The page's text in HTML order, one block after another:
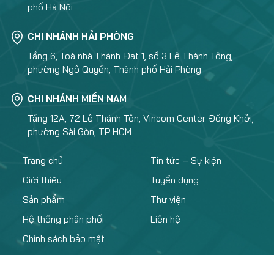
phố Hà Nội
CHI NHÁNH HẢI PHÒNG
Tầng 6, Toà nhà Thành Đạt 1, số 3 Lê Thành Tông,
phường Ngô Quyền, Thành phố Hải Phòng
CHI NHÁNH MIỀN NAM
Tầng 12A, 72 Lê Thánh Tôn, Vincom Center Đồng Khởi,
phường Sài Gòn, TP HCM
Trang chủ
Giới thiệu
Sản phẩm
Hệ thống phân phối
Chính sách bảo mật
Tin tức – Sự kiện
Tuyển dụng
Thư viện
Liên hệ